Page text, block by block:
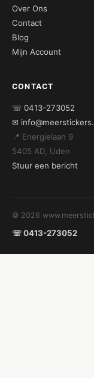
Over Ons
Contact
Blog
Mijn Account
CONTACT
☏ 0413-273052
✉
📍 Energielaan 9
5405 AD, Uden
Stuur een bericht
© 2026
☏ 0413-273052